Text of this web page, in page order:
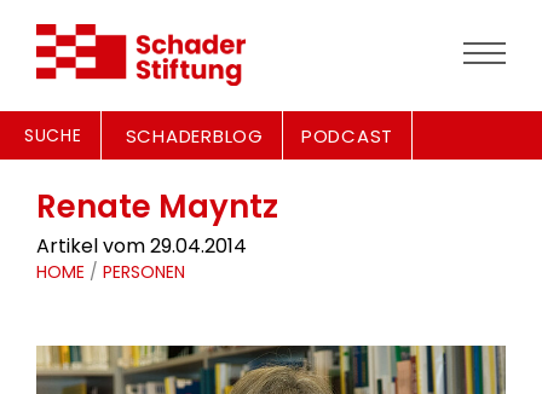
SUCHE SCHADERBLOG PODCAST
Renate Mayntz
Artikel vom 29.04.2014
HOME / PERSONEN